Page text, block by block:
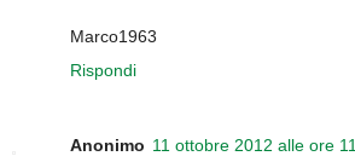
Marco1963
Rispondi
Anonimo 11 ottobre 2012 alle ore